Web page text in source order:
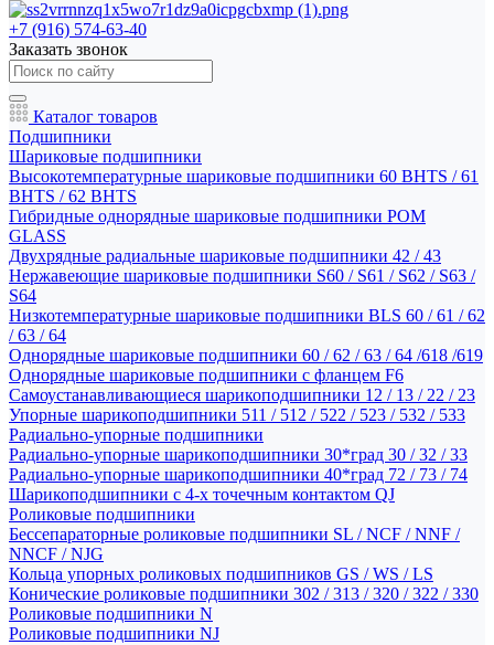
+7 (916) 574-63-40
Заказать звонок
Каталог товаров
Подшипники
Шариковые подшипники
Высокотемпературные шариковые подшипники 60 BHTS / 61
BHTS / 62 BHTS
Гибридные однорядные шариковые подшипники POM
GLASS
Двухрядные радиальные шариковые подшипники 42 / 43
Нержавеющие шариковые подшипники S60 / S61 / S62 / S63 /
S64
Низкотемпературные шариковые подшипники BLS 60 / 61 / 62
/ 63 / 64
Однорядные шариковые подшипники 60 / 62 / 63 / 64 /618 /619
Однорядные шариковые подшипники с фланцем F6
Самоустанавливающиеся шарикоподшипники 12 / 13 / 22 / 23
Упорные шарикоподшипники 511 / 512 / 522 / 523 / 532 / 533
Радиально-упорные подшипники
Радиально-упорные шарикоподшипники 30*град 30 / 32 / 33
Радиально-упорные шарикоподшипники 40*град 72 / 73 / 74
Шарикоподшипники с 4-х точечным контактом QJ
Роликовые подшипники
Бессепараторные роликовые подшипники SL / NCF / NNF /
NNCF / NJG
Кольца упорных роликовых подшипников GS / WS / LS
Конические роликовые подшипники 302 / 313 / 320 / 322 / 330
Роликовые подшипники N
Роликовые подшипники NJ